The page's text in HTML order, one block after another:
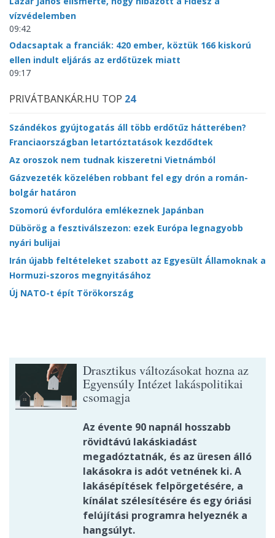
vízvédelemben
09:42
Odacsaptak a franciák: 420 ember, köztük 166 kiskorú
ellen indult eljárás az erdőtüzek miatt
09:17
PRIVÁTBANKÁR.HU TOP 24
Szándékos gyújtogatás áll több erdőtűz hátterében?
Franciaországban letartóztatások kezdődtek
Az oroszok nem tudnak kiszeretni Vietnámból
Gázvezeték közelében robbant fel egy drón a román-
bolgár határon
Szomorú évfordulóra emlékeznek Japánban
Dübörög a fesztiválszezon: ezek Európa legnagyobb
nyári bulijai
Irán újabb feltételeket szabott az Egyesült Államoknak a
Hormuzi-szoros megnyitásához
Új NATO-t épít Törökország
Drasztikus változásokat hozna az
Egyensúly Intézet lakáspolitikai
csomagja
Az évente 90 napnál hosszabb
rövidtávú lakáskiadást
megadóztatnák, és az üresen álló
lakásokra is adót vetnének ki. A
lakásépítések felpörgetésére, a
kínálat szélesítésére és egy óriási
felújítási programra helyeznék a
hangsúlyt.